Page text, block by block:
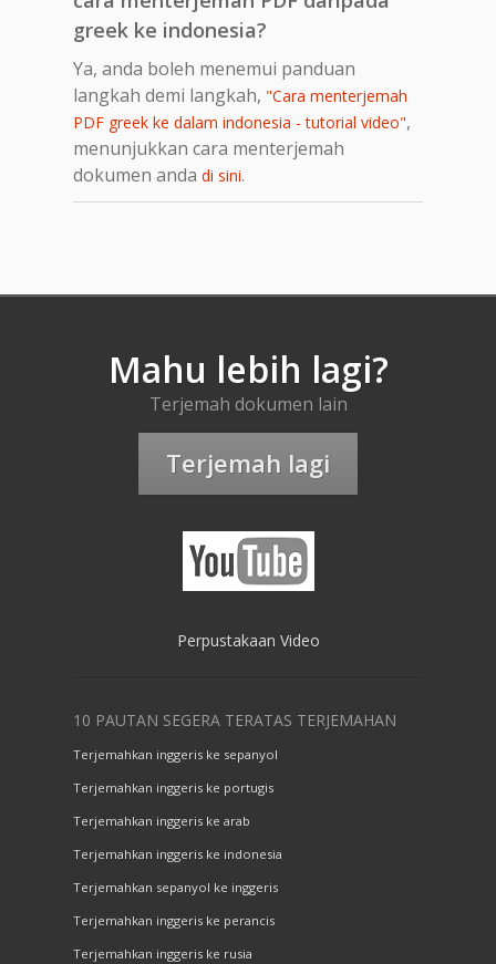
greek ke indonesia?
Ya, anda boleh menemui panduan
langkah demi langkah, "Cara menterjemah
PDF greek ke dalam indonesia - tutorial video",
menunjukkan cara menterjemah
dokumen anda di sini.
Mahu lebih lagi?
Terjemah dokumen lain
Terjemah lagi
Perpustakaan Video
10 PAUTAN SEGERA TERATAS TERJEMAHAN
Terjemahkan inggeris ke sepanyol
Terjemahkan inggeris ke portugis
Terjemahkan inggeris ke arab
Terjemahkan inggeris ke indonesia
Terjemahkan sepanyol ke inggeris
Terjemahkan inggeris ke perancis
Terjemahkan inggeris ke rusia